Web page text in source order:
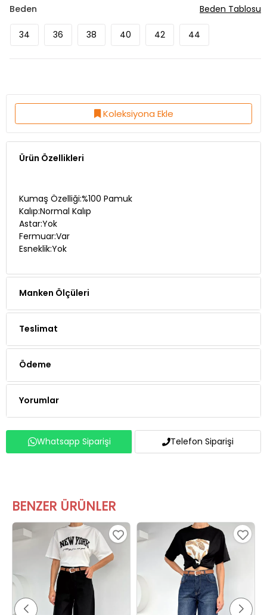
Beden
34 36 38 40 42 44
Beden Tablosu
Koleksiyona Ekle
Ürün Özellikleri
Kumaş Özelliği:%100 Pamuk
Kalıp:Normal Kalıp
Astar:Yok
Fermuar:Var
Esneklik:Yok
Manken Ölçüleri
Teslimat
Ödeme
Yorumlar
Whatsapp Siparişi Telefon Siparişi
BENZER ÜRÜNLER